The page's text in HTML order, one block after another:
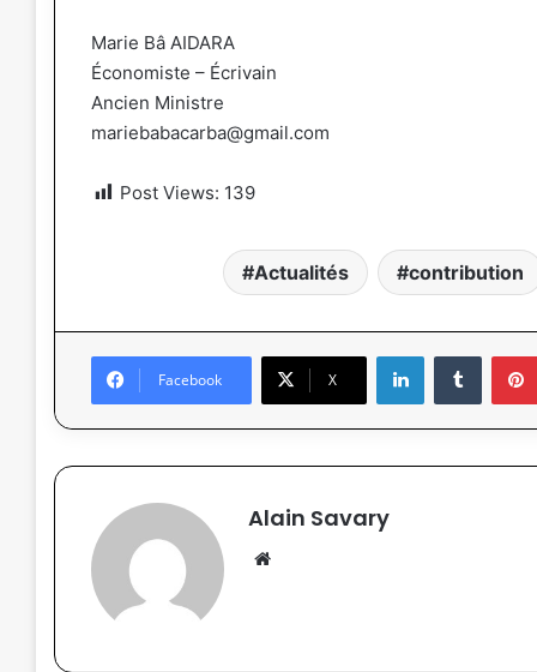
Marie Bâ AIDARA
Économiste – Écrivain
Ancien Ministre
mariebabacarba@gmail.com
Post Views: 139
Actualités contribution
Facebook X
Alain Savary